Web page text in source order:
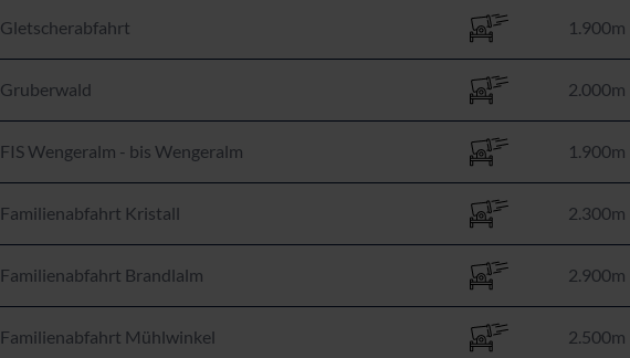
Gletscherabfahrt 1.900m
Gruberwald 2.000m
FIS Wengeralm - bis Wengeralm 1.900m
Familienabfahrt Kristall 2.300m
Familienabfahrt Brandlalm 2.900m
Familienabfahrt Mühlwinkel 2.500m